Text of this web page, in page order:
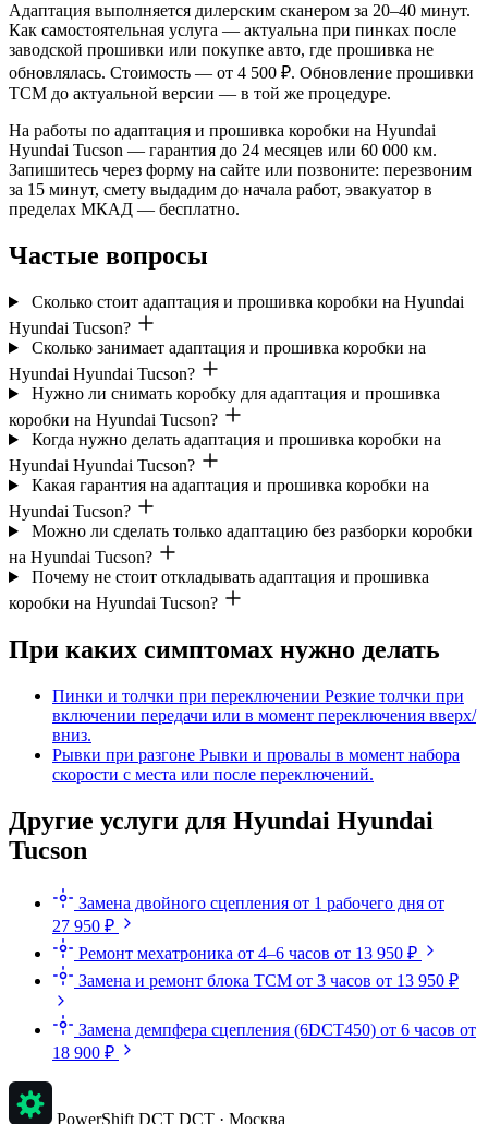
Адаптация выполняется дилерским сканером за 20–40 минут.
Как самостоятельная услуга — актуальна при пинках после
заводской прошивки или покупке авто, где прошивка не
обновлялась. Стоимость — от 4 500 ₽. Обновление прошивки
TCM до актуальной версии — в той же процедуре.
На работы по адаптация и прошивка коробки на Hyundai
Hyundai Tucson — гарантия до 24 месяцев или 60 000 км.
Запишитесь через форму на сайте или позвоните: перезвоним
за 15 минут, смету выдадим до начала работ, эвакуатор в
пределах МКАД — бесплатно.
Частые вопросы
Сколько стоит адаптация и прошивка коробки на Hyundai
Hyundai Tucson?
Сколько занимает адаптация и прошивка коробки на
Hyundai Hyundai Tucson?
Нужно ли снимать коробку для адаптация и прошивка
коробки на Hyundai Tucson?
Когда нужно делать адаптация и прошивка коробки на
Hyundai Hyundai Tucson?
Какая гарантия на адаптация и прошивка коробки на
Hyundai Tucson?
Можно ли сделать только адаптацию без разборки коробки
на Hyundai Tucson?
Почему не стоит откладывать адаптация и прошивка
коробки на Hyundai Tucson?
При каких симптомах нужно делать
Пинки и толчки при переключении Резкие толчки при
включении передачи или в момент переключения вверх/
вниз.
Рывки при разгоне Рывки и провалы в момент набора
скорости с места или после переключений.
Другие услуги для Hyundai Hyundai
Tucson
Замена двойного сцепления от 1 рабочего дня от
27 950 ₽
Ремонт мехатроника от 4–6 часов от 13 950 ₽
Замена и ремонт блока TCM от 3 часов от 13 950 ₽
Замена демпфера сцепления (6DCT450) от 6 часов от
18 900 ₽
PowerShift DCT DCT · Москва